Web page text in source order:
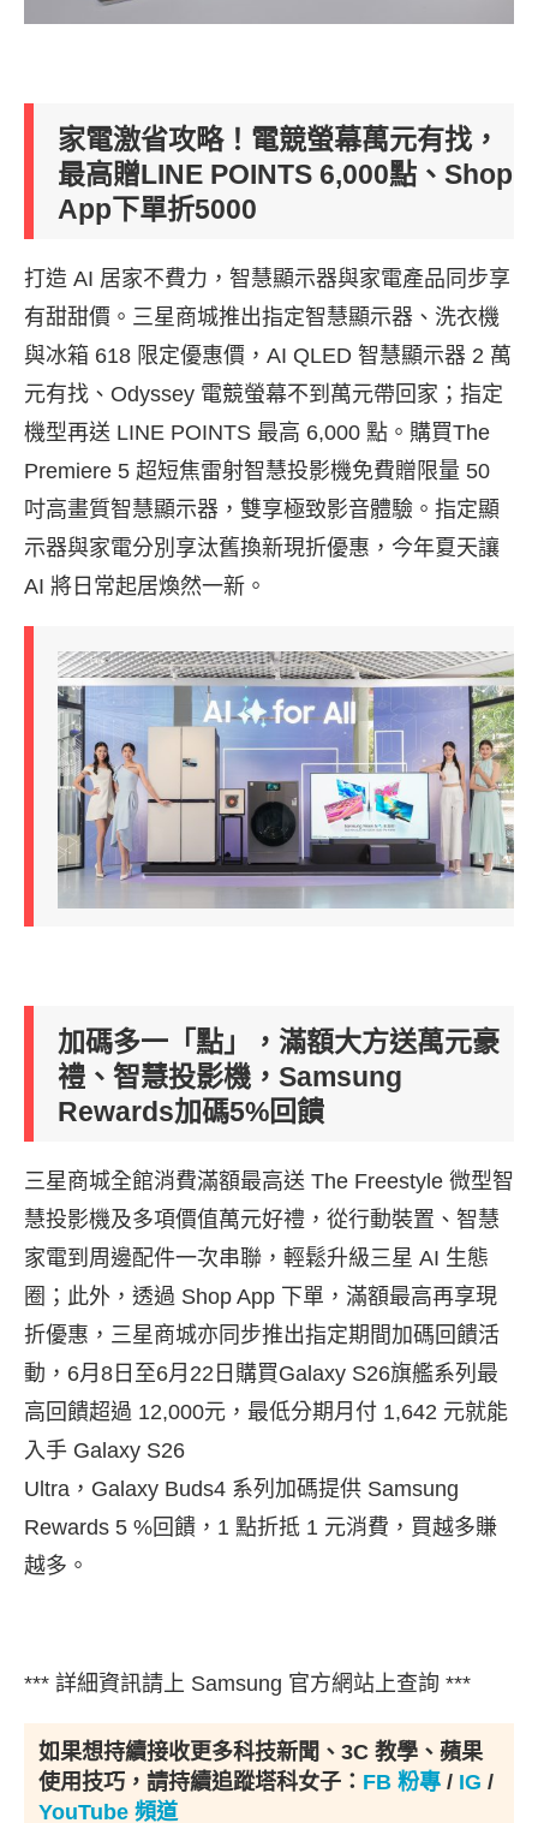
家電激省攻略！電競螢幕萬元有找，
最高贈LINE POINTS 6,000點、Shop
App下單折5000
打造 AI 居家不費力，智慧顯示器與家電產品同步享
有甜甜價。 三星商城推出指定智慧顯示器、洗衣機
與冰箱 618 限定優惠價， AI QLED 智慧顯示器 2 萬
元有找、 Odyssey 電競螢幕不到萬元帶回家；指定
機型再送 LINE POINTS 最高 6,000 點。購買The
Premiere 5 超短焦雷射智慧投影機免費贈限量 50
吋高畫質智慧顯示器， 雙享極致影音體驗。指定顯
示器與家電分別享汰舊換新現折優惠，今年夏天讓
AI 將日常起居煥然一新。
加碼多一「點」，滿額大方送萬元豪
禮、智慧投影機，Samsung
Rewards加碼5%回饋
三星商城全館消費滿額最高送 The Freestyle 微型智
慧投影機及多項價值萬元好禮，從行動裝置、智慧
家電到周邊配件一次串聯，輕鬆升級三星 AI 生態
圈；此外，透過 Shop App 下單，滿額最高再享現
折優惠，三星商城亦同步推出指定期間加碼回饋活
動，6月8日至6月22日購買Galaxy S26旗艦系列最
高回饋超過 12,000元，最低分期月付 1,642 元就能
入手 Galaxy S26
Ultra，Galaxy Buds4 系列加碼提供 Samsung
Rewards 5 %回饋，1 點折抵 1 元消費，買越多賺
越多。
*** 詳細資訊請上 Samsung 官方網站上查詢 ***
如果想持續接收更多科技新聞、3C 教學、蘋果
使用技巧，請持續追蹤塔科女子： FB 粉專 / IG /
YouTube 頻道